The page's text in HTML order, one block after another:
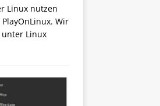
Linux nutzen
Wir
unter Linux